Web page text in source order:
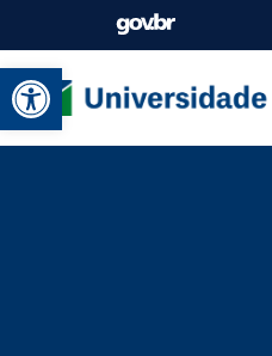
Abrir a barra de